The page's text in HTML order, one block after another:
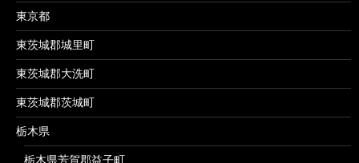
東京都
東茨城郡城里町
東茨城郡大洗町
東茨城郡茨城町
栃木県
栃木県芳賀郡益子町